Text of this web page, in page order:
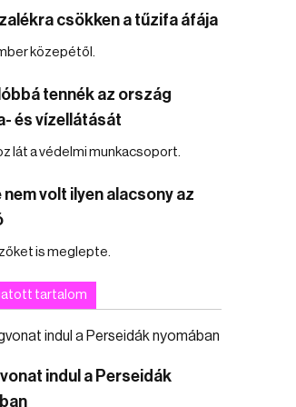
csökken a tűzifa áfája
közepétől.
tennék az ország
és vízellátását
lát a védelmi munkacsoport.
nem volt ilyen alacsony az
is meglepte.
tartalom
indul a Perseidák